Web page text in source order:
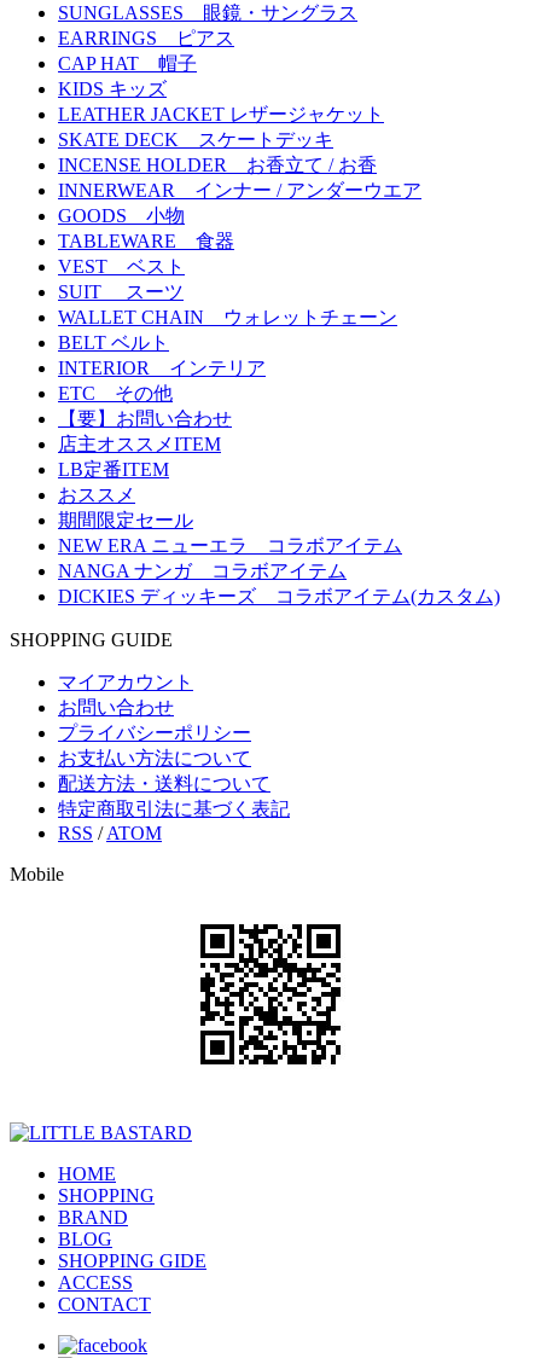
SUNGLASSES 眼鏡・サングラス
EARRINGS ピアス
CAP HAT 帽子
KIDS キッズ
LEATHER JACKET レザージャケット
SKATE DECK スケートデッキ
INCENSE HOLDER お香立て / お香
INNERWEAR インナー / アンダーウエア
GOODS 小物
TABLEWARE 食器
VEST ベスト
SUIT スーツ
WALLET CHAIN ウォレットチェーン
BELT ベルト
INTERIOR インテリア
ETC その他
【要】お問い合わせ
店主オススメITEM
LB定番ITEM
おススメ
期間限定セール
NEW ERA ニューエラ コラボアイテム
NANGA ナンガ コラボアイテム
DICKIES ディッキーズ コラボアイテム(カスタム)
SHOPPING GUIDE
マイアカウント
お問い合わせ
プライバシーポリシー
お支払い方法について
配送方法・送料について
特定商取引法に基づく表記
RSS /ATOM
Mobile
HOME
SHOPPING
BRAND
BLOG
SHOPPING GIDE
ACCESS
CONTACT